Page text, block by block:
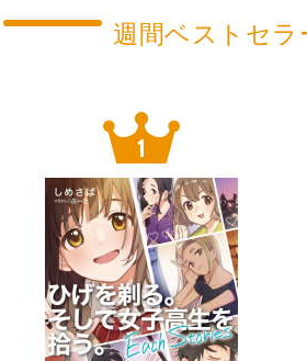
週間ベストセ